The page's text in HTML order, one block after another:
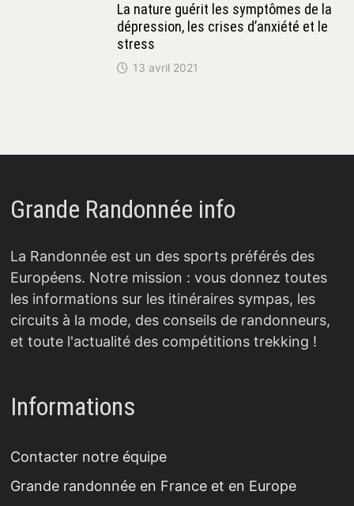
La nature guérit les symptômes de la
dépression, les crises d’anxiété et le
stress
13 avril 2021
Grande Randonnée info
La Randonnée est un des sports préférés des
Européens. Notre mission : vous donnez toutes
les informations sur les itinéraires sympas, les
circuits à la mode, des conseils de randonneurs,
et toute l'actualité des compétitions trekking !
Informations
Contacter notre équipe
Grande randonnée en France et en Europe